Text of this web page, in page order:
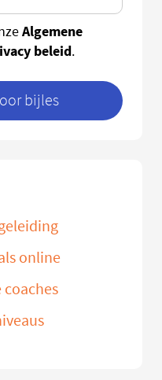
Algemene
beleid.
bijles
online